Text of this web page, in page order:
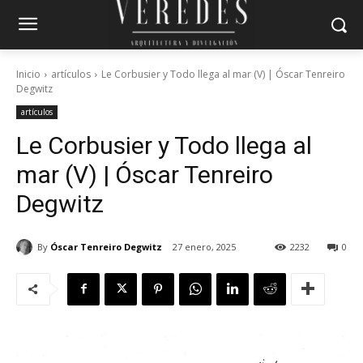
Inicio artículos
Le Corbusier y Todo llega al mar (V) | Óscar Tenreiro
Degwitz
artículos
Le Corbusier y Todo llega al
mar (V) | Óscar Tenreiro
Degwitz
By Óscar Tenreiro Degwitz 27 enero, 2025 0
2232